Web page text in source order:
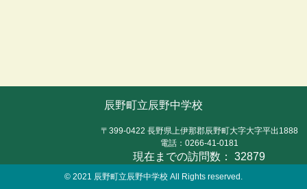
辰野町立辰野中学校
〒399-0422 長野県上伊那郡辰野町大字大字平出1888
電話：0266-41-0181
現在までの訪問数：32879
© 2021 辰野町立辰野中学校 All Rights reserved.